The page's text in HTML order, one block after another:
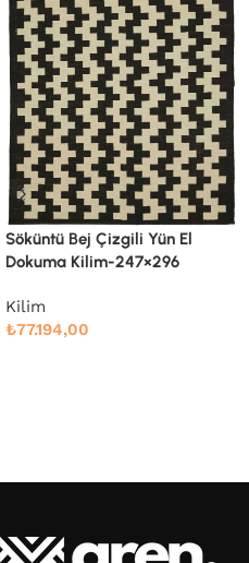
Söküntü Bej Modern Dizayn
Kilim